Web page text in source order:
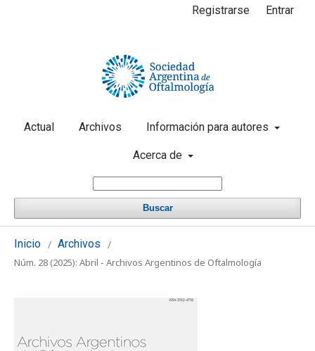
Actual Archivos Información para autores
Acerca de
Buscar
Registrarse Entrar
Inicio / Archivos /
Núm. 28 (2025): Abril - Archivos Argentinos de Oftalmología